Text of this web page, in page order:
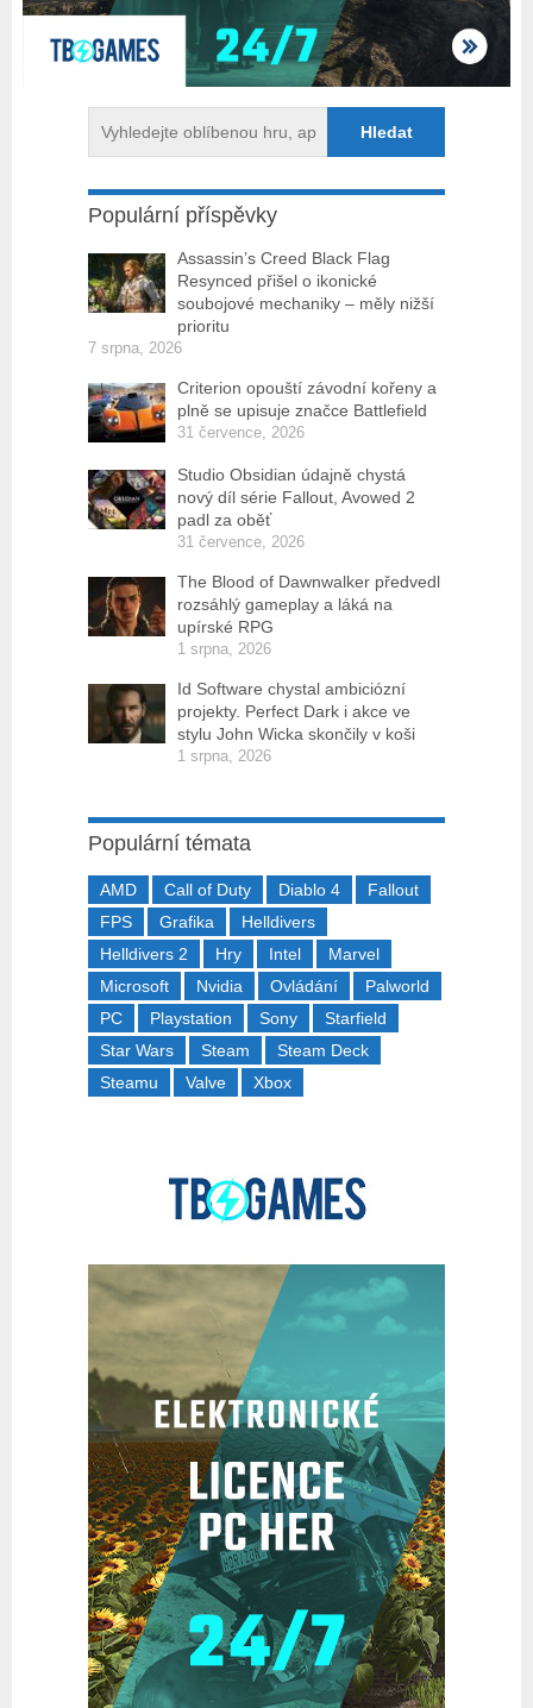
Populární příspěvky
Assassin’s Creed Black Flag
Resynced přišel o ikonické
soubojové mechaniky – měly nižší
prioritu
7 srpna, 2026
Criterion opouští závodní kořeny a
plně se upisuje značce Battlefield
31 července, 2026
Studio Obsidian údajně chystá
nový díl série Fallout, Avowed 2
padl za oběť
31 července, 2026
The Blood of Dawnwalker předvedl
rozsáhlý gameplay a láká na
upírské RPG
1 srpna, 2026
Id Software chystal ambiciózní
projekty. Perfect Dark i akce ve
stylu John Wicka skončily v koši
1 srpna, 2026
Populární témata
AMD Call of Duty Diablo 4
Fallout
FPS
Grafika
Helldivers
Helldivers 2
Hry Intel
Marvel
Microsoft
Nvidia Ovládání
Palworld
PC
Playstation Sony
Starfield
Star Wars
Steam
Steam Deck
Steamu
Valve Xbox